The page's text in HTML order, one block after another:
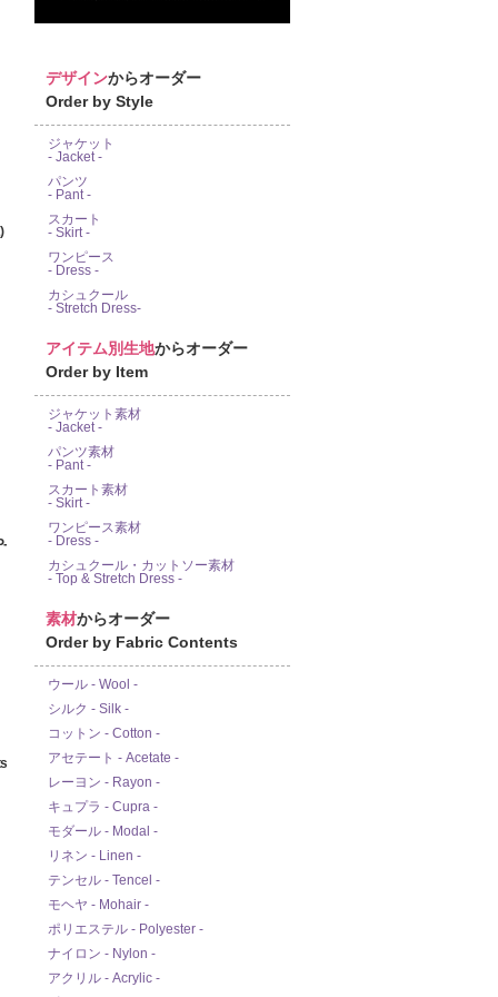
デザインからオーダー
Order by Style
ジャケット
- Jacket -
パンツ
- Pant -
スカート
- Skirt -
ワンピース
- Dress -
カシュクール
- Stretch Dress-
アイテム別生地からオーダー
Order by Item
ジャケット素材
- Jacket -
パンツ素材
- Pant -
スカート素材
- Skirt -
ワンピース素材
- Dress -
カシュクール・カットソー素材
- Top & Stretch Dress -
素材からオーダー
Order by Fabric Contents
ウール - Wool -
シルク - Silk -
コットン - Cotton -
アセテート - Acetate -
レーヨン - Rayon -
キュプラ - Cupra -
モダール - Modal -
リネン - Linen -
テンセル - Tencel -
モヘヤ - Mohair -
ポリエステル - Polyester -
ナイロン - Nylon -
アクリル - Acrylic -